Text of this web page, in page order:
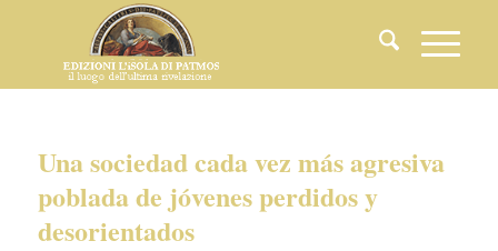
Una sociedad cada vez más agresiva
poblada de jóvenes perdidos y
desorientados